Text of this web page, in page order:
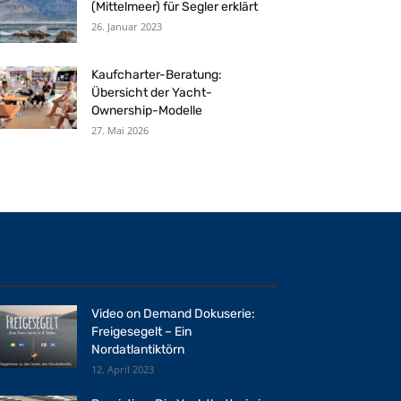
(Mittelmeer) für Segler erklärt
26. Januar 2023
Kaufcharter-Beratung:
Übersicht der Yacht-
Ownership-Modelle
27. Mai 2026
Video on Demand Dokuserie:
Freigesegelt – Ein
Nordatlantiktörn
12. April 2023